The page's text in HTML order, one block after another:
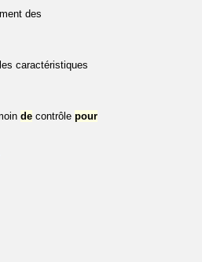
des
caractéristiques
de contrôle pour